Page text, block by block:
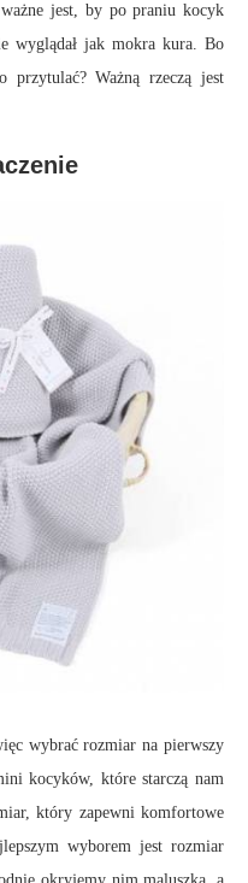
jest, by po praniu kocyk
wyglądał jak mokra kura. Bo
przytulać? Ważną rzeczą jest
wybrać rozmiar na pierwszy
kocyków, które starczą nam
który zapewni komfortowe
wyborem jest rozmiar